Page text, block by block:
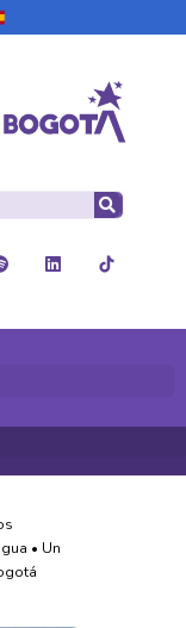
• Un